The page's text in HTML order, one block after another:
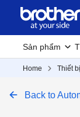
Sản phẩm
Home Thiết
Back to